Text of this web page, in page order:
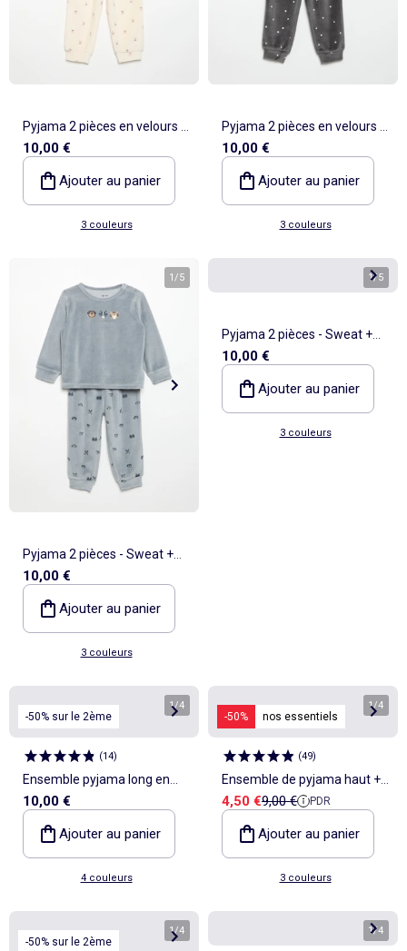
Pyjama 2 pièces en velours -
Sweat avec volants aux
emmanchures + pantalon
10,00 €
Ajouter au panier
3 couleurs
Pyjama 2 pièces en velours -
Sweat avec volants aux
emmanchures + pantalon
10,00 €
Ajouter au panier
3 couleurs
1/5
Pyjama 2 pièces - Sweat +
pantalon
10,00 €
Ajouter au panier
3 couleurs
1/5
Pyjama 2 pièces - Sweat +
pantalon
10,00 €
Ajouter au panier
3 couleurs
-50% sur le 2ème
1/4
(14)
Ensemble pyjama long en
maille pointelle - 2 pièces
10,00 €
Ajouter au panier
4 couleurs
-50% nos essentiels
1/4
(49)
Ensemble de pyjama haut +
short en maille côtelée coton
Prix de vente
4,50 €Prix de référence
9,00 € PDR
Ajouter au panier
3 couleurs
-50% sur le 2ème
1/4 1/4